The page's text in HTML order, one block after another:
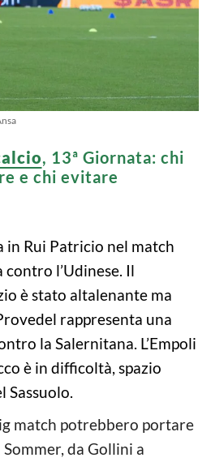
, 13ª Giornata: chi
e chi evitare
in Rui Patricio nel match
contro l’Udinese. Il
è stato altalenante ma
rappresenta una
la Salernitana. L’Empoli
è in difficoltà, spazio
Sassuolo.
match potrebbero portare
Sommer, da Gollini a